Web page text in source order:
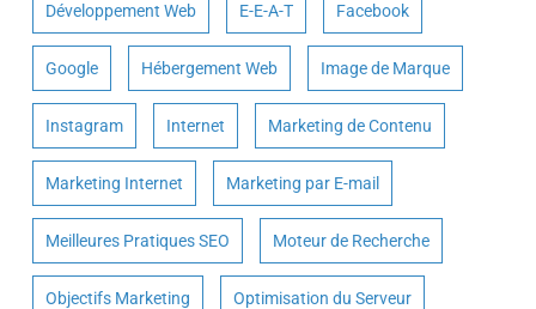
Développement Web E-E-A-T Facebook
Google Hébergement Web Image de Marque
Instagram Internet Marketing de Contenu
Marketing Internet Marketing par E-mail
Meilleures Pratiques SEO Moteur de Recherche
Objectifs Marketing Optimisation du Serveur